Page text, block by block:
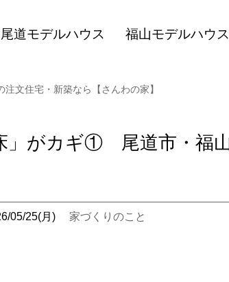
尾道モデルハウス 福山モデルハウス
文住宅・新築なら【さんわの家】
」がカギ① 尾道市・福
05/25(月) 家づくりのこと